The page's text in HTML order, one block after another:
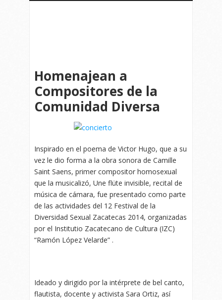
Homenajean a
Compositores de la
Comunidad Diversa
Inspirado en el poema de Victor Hugo, que a su
vez le dio forma a la obra sonora de Camille
Saint Saens, primer compositor homosexual
que la musicalizó, Une flüte invisible, recital de
música de cámara, fue presentado como parte
de las actividades del 12 Festival de la
Diversidad Sexual Zacatecas 2014, organizadas
por el Institutio Zacatecano de Cultura (IZC)
“Ramón López Velarde” .
Ideado y dirigido por la intérprete de bel canto,
flautista, docente y activista Sara Ortiz, así